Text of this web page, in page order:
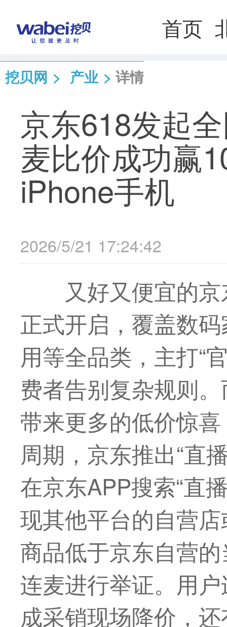
首页
挖贝网 > 产业 > 详情
京东618发起
麦比价成功赢
iPhone手机
2026/5/21 17:24:42
又好又便宜的
正式开启，覆盖数
用等全品类，主打“
费者告别复杂规则
带来更多的低价惊
周期，京东推出“直
在京东APP搜索“直
现其他平台的自营
商品低于京东自营
连麦进行举证。用
成采销现场降价，